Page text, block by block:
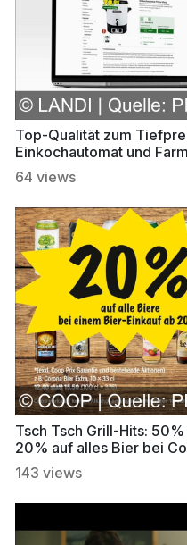
Top-Qualität zum
Einkochautomat und
64 views
Tsch Tsch Grill-Hits:
20% auf alles Bier bei
143 views